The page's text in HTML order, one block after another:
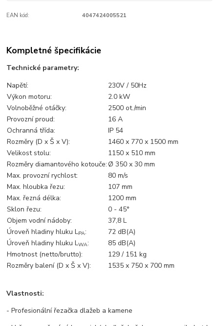
EAN kód: 4047424005521
Kompletné špecifikácie
Technické parametry:
Napětí:
230V / 50Hz
Výkon motoru:
2.0 kW
Volnoběžné otáčky:
2500 ot./min
Provozní proud:
16 A
Ochranná třída:
IP 54
Rozměry (D x Š x V):
1460 x 770 x 1500 mm
Velikost stolu:
1150 x 510 mm
Rozměry diamantového kotouče:Ø 350 x 30 mm
Max. provozní rychlost:
80 m/s
Max. hloubka řezu:
107 mm
Max. řezná délka:
1200 mm
Sklon řezu:
0 - 45°
Objem vodní nádoby:
37,8 L
Úroveň hladiny hluku LPA:
72 dB(A)
Úroveň hladiny hluku LWA:
85 dB(A)
Hmotnost (netto/brutto):
129 / 151 kg
Rozměry balení (D x Š x V):
1535 x 750 x 700 mm
Vlastnosti:
- Profesionální řezačka dlažeb a kamene